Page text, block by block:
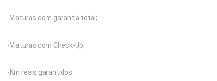
-Viaturas com garantia total;
-Viaturas com Check-Up;
-Km reais garantidos